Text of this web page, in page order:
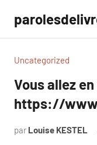
contenu
Uncategorized
Vous allez
https://
par Louise KESTEL